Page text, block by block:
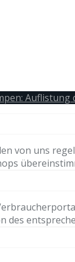
von uns
des